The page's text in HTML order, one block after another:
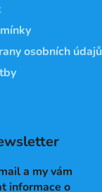
osobních údajů
a my vám
informace o